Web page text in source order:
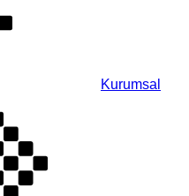
Kurumsal